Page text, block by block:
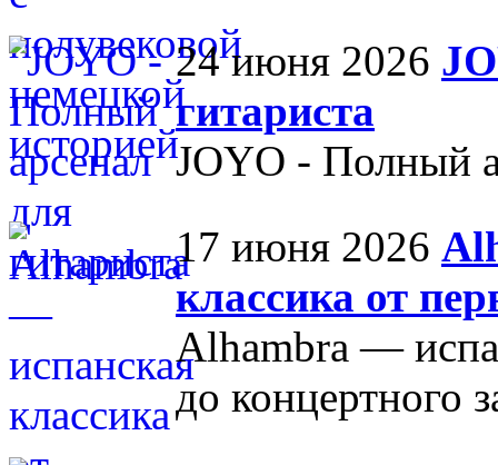
24 июня 2026
гитариста
JOYO - Полный
17 июня 2026
классика от
Alhambra —
до концертного